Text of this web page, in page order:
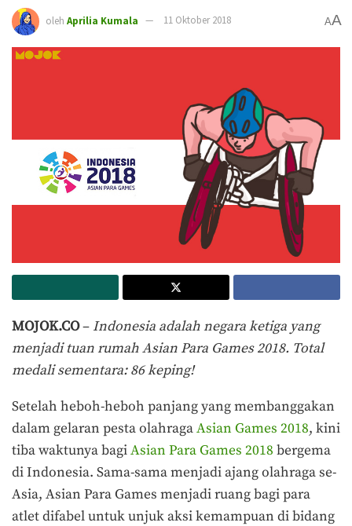
oleh Aprilia Kumala 11 Oktober 2018 AA
MOJOK.CO– Indonesia adalah negara ketiga yang
menjadi tuan rumah Asian Para Games 2018. Total
medali sementara: 86 keping!
Setelah heboh-heboh panjang yang membanggakan
dalam gelaran pesta olahragaAsian Games 2018, kini
tiba waktunya bagiAsian Para Games 2018 bergema
di Indonesia. Sama-sama menjadi ajang olahraga se-
Asia, Asian Para Games menjadi ruang bagi para
atlet difabel untuk unjuk aksi kemampuan di bidang